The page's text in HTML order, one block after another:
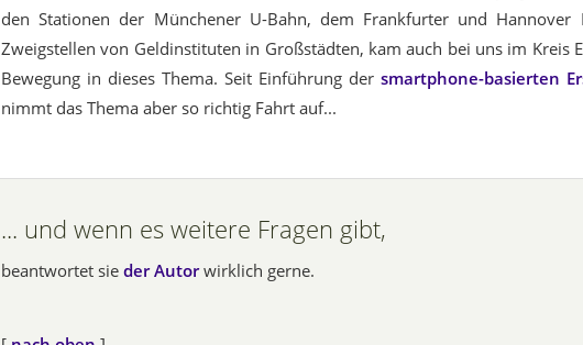
den Stationen der Münchener U-Bahn, dem Frankfurter und Hannover
Zweigstellen von Geldinstituten in Großstädten, kam auch bei uns im Kreis
Bewegung in dieses Thema. Seit Einführung der smartphone-basierten
nimmt das Thema aber so richtig Fahrt auf...
... und wenn es weitere Fragen gibt,
beantwortet sie der Autorwirklich gerne.